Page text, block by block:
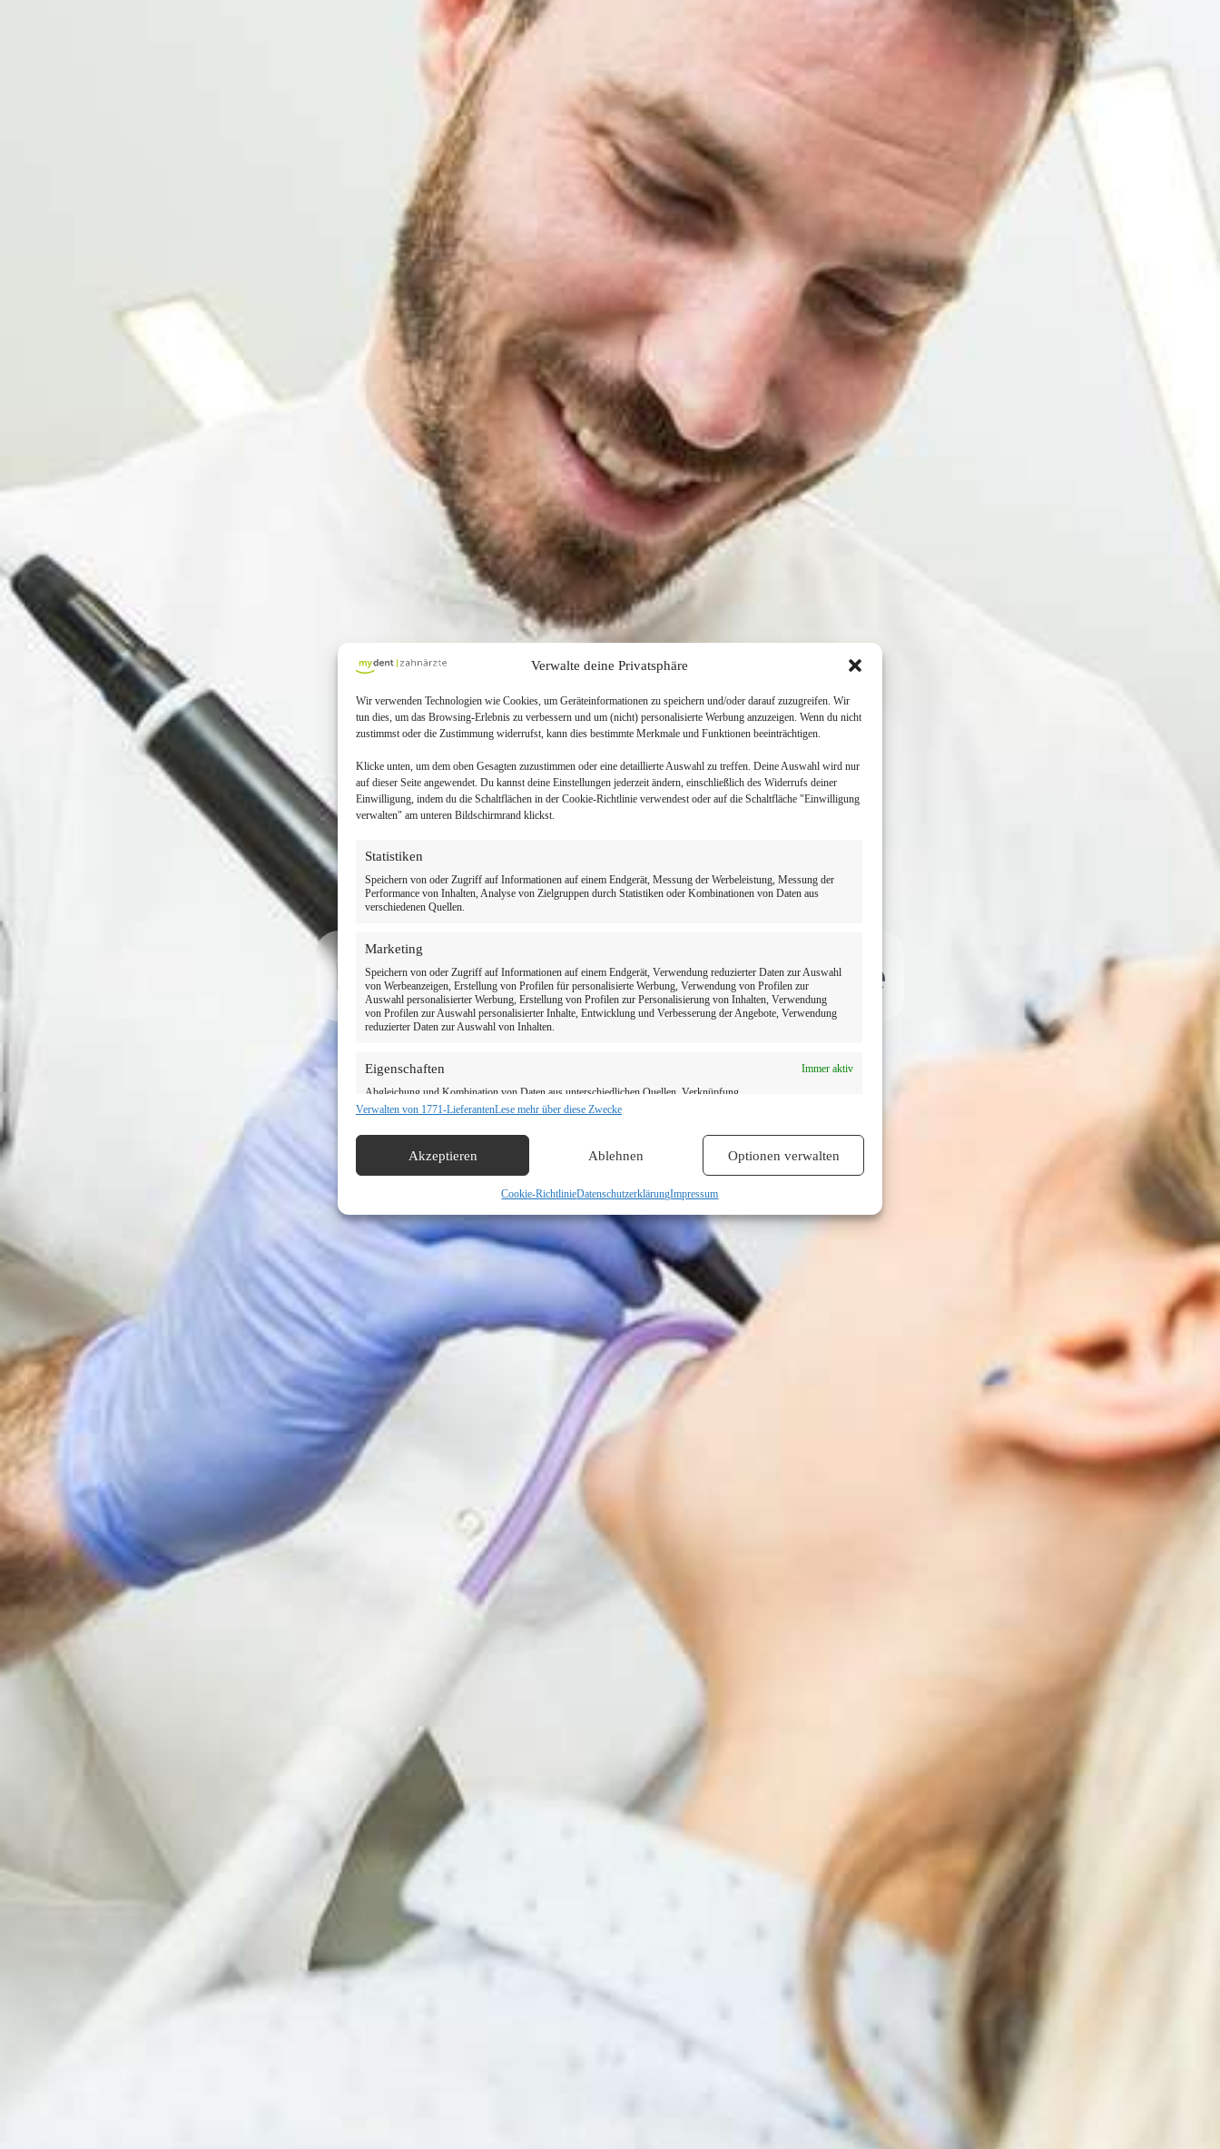
Verwalte deine Privatsphäre
Wir verwenden Technologien wie Cookies, um Geräteinformationen zu speichern und/oder darauf zuzugreifen. Wir
tun dies, um das Browsing-Erlebnis zu verbessern und um (nicht) personalisierte Werbung anzuzeigen. Wenn du nicht
zustimmst oder die Zustimmung widerrufst, kann dies bestimmte Merkmale und Funktionen beeinträchtigen.
Klicke unten, um dem oben Gesagten zuzustimmen oder eine detaillierte Auswahl zu treffen. Deine Auswahl wird nur
auf dieser Seite angewendet. Du kannst deine Einstellungen jederzeit ändern, einschließlich des Widerrufs deiner
Einwilligung, indem du die Schaltflächen in der Cookie-Richtlinie verwendest oder auf die Schaltfläche "Einwilligung
verwalten" am unteren Bildschirmrand klickst.
Statistiken
Speichern von oder Zugriff auf Informationen auf einem Endgerät, Messung der Werbeleistung, Messung der
Performance von Inhalten, Analyse von Zielgruppen durch Statistiken oder Kombinationen von Daten aus
verschiedenen Quellen.
Marketing
Speichern von oder Zugriff auf Informationen auf einem Endgerät, Verwendung reduzierter Daten zur Auswahl
von Werbeanzeigen, Erstellung von Profilen für personalisierte Werbung, Verwendung von Profilen zur
Auswahl personalisierter Werbung, Erstellung von Profilen zur Personalisierung von Inhalten, Verwendung
von Profilen zur Auswahl personalisierter Inhalte, Entwicklung und Verbesserung der Angebote, Verwendung
reduzierter Daten zur Auswahl von Inhalten.
Eigenschaften
Immer aktiv
Abgleichung und Kombination von Daten aus unterschiedlichen Quellen, Verknüpfung
verschiedener Endgeräte, Identifikation von Endgeräten anhand automatisch übermittelter
Verwendung genauer Standortdaten, Geräte anhand von aktiv angeforderten
Informationen identifizieren.
Gewährleistung der Sicherheit, Verhinderung und Aufdeckung von Betrug
und Fehlerbehebung, Bereitstellung und Anzeige von Werbung und
Inhalten, Ihre Entscheidungen zum Datenschutz speichern und übermitteln.
Verwalten von 1771-LieferantenLese mehr über diese Zwecke
Akzeptieren Ablehnen Optionen verwalten
Cookie-RichtlinieDatenschutzerklärungImpressum
Ihr Zahnarzt in Ihrer Nähe
Termin vereinbaren